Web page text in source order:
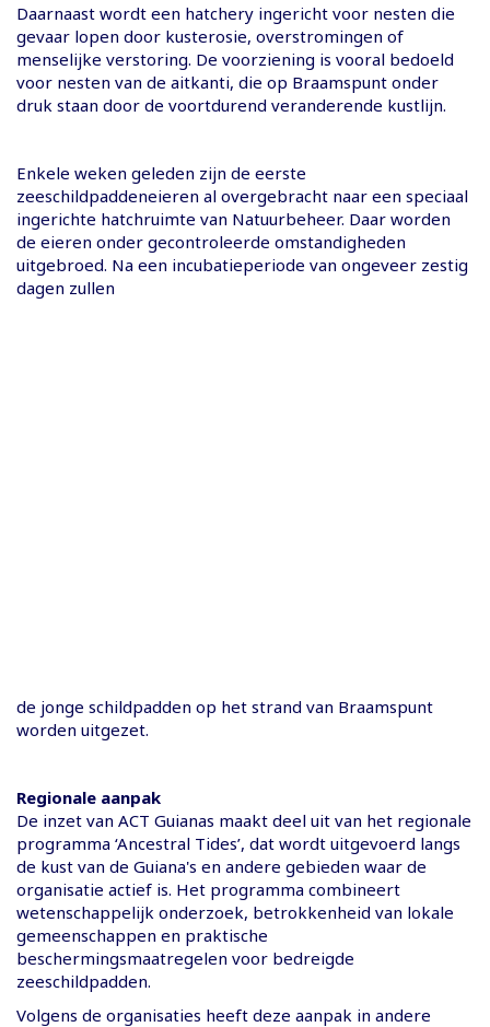
Daarnaast wordt een hatchery ingericht voor nesten die
gevaar lopen door kusterosie, overstromingen of
menselijke verstoring. De voorziening is vooral bedoeld
voor nesten van de aitkanti, die op Braamspunt onder
druk staan door de voortdurend veranderende kustlijn.
Enkele weken geleden zijn de eerste
zeeschildpaddeneieren al overgebracht naar een speciaal
ingerichte hatchruimte van Natuurbeheer. Daar worden
de eieren onder gecontroleerde omstandigheden
uitgebroed. Na een incubatieperiode van ongeveer zestig
dagen zullen
de jonge schildpadden op het strand van Braamspunt
worden uitgezet.
Regionale aanpak
De inzet van ACT Guianas maakt deel uit van het regionale
programma ‘Ancestral Tides’, dat wordt uitgevoerd langs
de kust van de Guiana's en andere gebieden waar de
organisatie actief is. Het programma combineert
wetenschappelijk onderzoek, betrokkenheid van lokale
gemeenschappen en praktische
beschermingsmaatregelen voor bedreigde
zeeschildpadden.
Volgens de organisaties heeft deze aanpak in andere